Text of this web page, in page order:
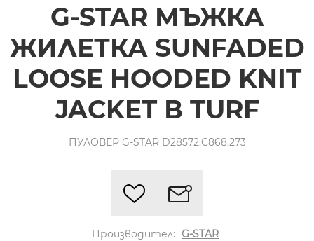
G-STAR МЪЖКА
ЖИЛЕТКА SUNFADED
LOOSE HOODED KNIT
JACKET В TURF
ПУЛОВЕР G-STAR D28572.C868.273
Производител: G-STAR